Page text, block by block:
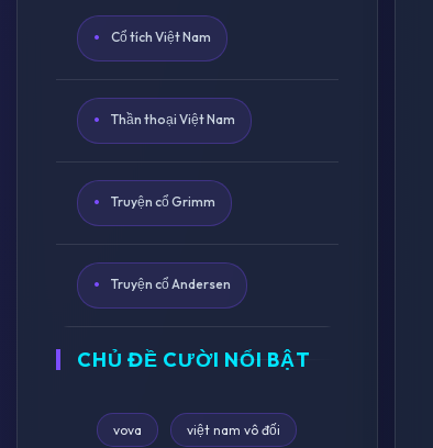
Cổ tích Việt Nam
Thần thoại Việt Nam
Truyện cổ Grimm
Truyện cổ Andersen
CHỦ ĐỀ CƯỜI NỔI BẬT
vova việt nam vô đối